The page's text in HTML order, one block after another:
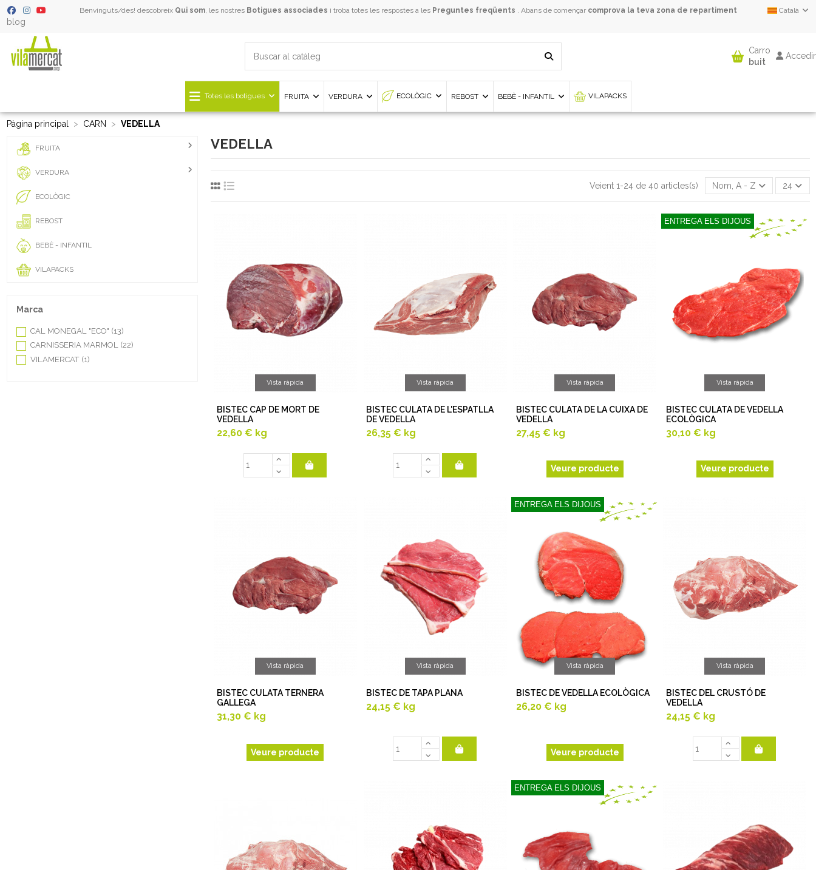
blog
Benvinguts/des! descobreix Qui som, les nostres Botigues associades i troba totes les respostes a les Preguntes freqüents . Abans de començar comprova la teva zona de repartiment Català
Carro
buit
Accedir
Totes les botigues FRUITA VERDURA ECOLÒGIC REBOST BEBÈ - INFANTIL VILAPACKS
Pàgina principal CARN VEDELLA
VEDELLA
Veient 1-24 de 40 articles(s) Nom, A - Z 24
Vista ràpida
BISTEC CAP DE MORT DE
VEDELLA
22,60 € kg
Vista ràpida
BISTEC CULATA DE L'ESPATLLA
DE VEDELLA
26,35 € kg
Vista ràpida
BISTEC CULATA DE LA CUIXA DE
VEDELLA
Veure producte
27,45 € kg
ENTREGA ELS DIJOUS
Vista ràpida
BISTEC CULATA DE VEDELLA
ECOLÒGICA
Veure producte
30,10 € kg
Vista ràpida
BISTEC CULATA TERNERA
GALLEGA
Veure producte
31,30 € kg
Vista ràpida
BISTEC DE TAPA PLANA
24,15 € kg
ENTREGA ELS DIJOUS
Vista ràpida
BISTEC DE VEDELLA ECOLÒGICA
Veure producte
26,20 € kg
Vista ràpida
BISTEC DEL CRUSTÓ DE
VEDELLA
24,15 € kg
ENTREGA ELS DIJOUS
FRUITA
VERDURA
ECOLÒGIC
REBOST
BEBÈ - INFANTIL
VILAPACKS
Marca
CAL MONEGAL "ECO" (13)
CARNISSERIA MARMOL (22)
VILAMERCAT (1)